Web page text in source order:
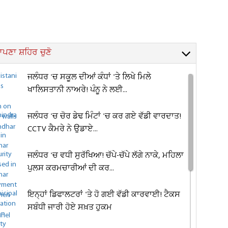
ਸ਼ਹਿਰ ਚੁਣੋ
ਜਲੰਧਰ 'ਚ ਸਕੂਲ ਦੀਆਂ ਕੰਧਾਂ 'ਤੇ ਲਿਖੇ ਮਿਲੇ
ਖਾਲਿਸਤਾਨੀ ਨਾਅਰੇ! ਪੰਨੂ ਨੇ ਲਈ...
ਜਲੰਧਰ 'ਚ ਚੋਰ ਡੇਢ ਮਿੰਟਾਂ 'ਚ ਕਰ ਗਏ ਵੱਡੀ ਵਾਰਦਾਤ!
CCTV ਕੈਮਰੇ ਨੇ ਉਡਾਏ...
ਜਲੰਧਰ 'ਚ ਵਧੀ ਸੁਰੱਖਿਆ! ਚੱਪੇ-ਚੱਪੇ ਲੱਗੇ ਨਾਕੇ, ਮਹਿਲਾ
ਪੁਲਸ ਕਰਮਚਾਰੀਆਂ ਦੀ ਕਰ...
ਇਨ੍ਹਾਂ ਡਿਫਾਲਟਰਾਂ 'ਤੇ ਹੋ ਗਈ ਵੱਡੀ ਕਾਰਵਾਈ! ਟੈਕਸ
ਸਬੰਧੀ ਜਾਰੀ ਹੋਏ ਸਖ਼ਤ ਹੁਕਮ